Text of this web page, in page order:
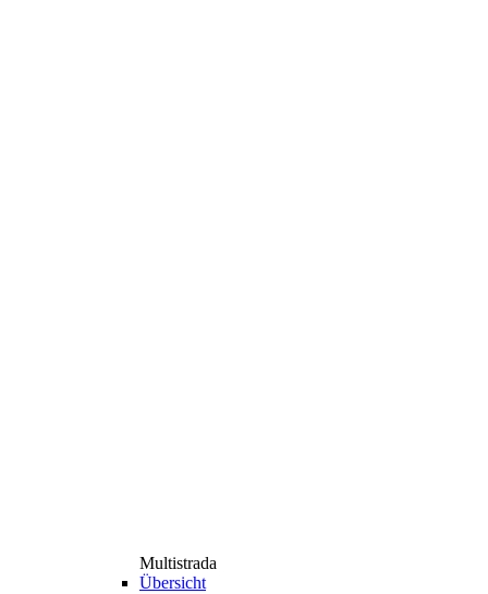
Multistrada
Übersicht